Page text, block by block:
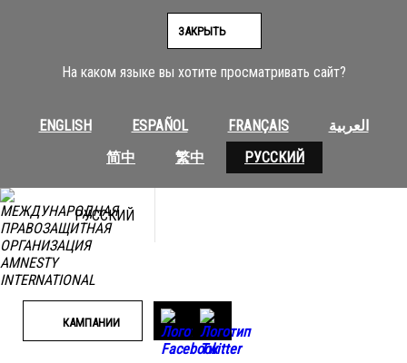
На каком языке вы хотите просматривать сайт?
ENGLISH ESPAÑOL FRANÇAIS
العربية
简中
繁中 РУССКИЙ
ЗАКРЫТЬ
РУССКИЙ
КАМПАНИИ